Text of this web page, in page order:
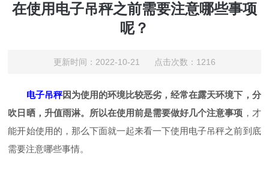
在使用电子吊秤之前需要注意哪些事项
呢？
更新时间：2022-10-21 点击次数：1216
电子吊秤因为使用的环境比较恶劣，经常在露天环境下，分
吹日晒，升值雨淋。所以在使用前是需要做好几个注意事项 ，才
能开始使用的，那么下面就一起来看一下使用电子吊秤之前到底
需要注意哪些事情。